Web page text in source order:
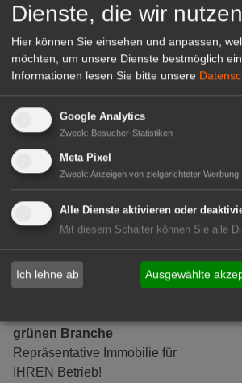
Gärtnerei Hanns
Mitarbeiter (m/w/d) für unsere
Logistikhalle
Herongen
zur Stellenanzeige
GABOT
grünen Branche
Repräsentative Immobilie für
IHREN Betrieb!
Dienste, die wir
Hier können Sie einsehen und anpassen,
möchten, um unsere Dienste bestmöglich
Informationen lesen Sie bitte unsere
Google Analytics
Zweck: Besucher-Statistiken
Meta Pixel
Zweck: Anzeigen von zielgerichteter Werbung
Alle Dienste aktivieren oder
Mit diesem Schalter können Sie alle
Ich lehne ab Ausgewählte